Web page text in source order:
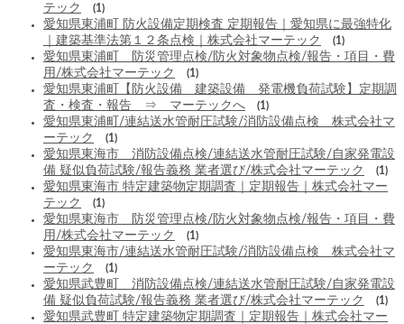
テック
(1)
愛知県東浦町 防火設備定期検査 定期報告｜愛知県に最強特化
｜建築基準法第１２条点検｜株式会社マーテック
(1)
愛知県東浦町 防災管理点検/防火対象物点検/報告・項目・費
用/株式会社マーテック
(1)
愛知県東浦町【防火設備 建築設備 発電機負荷試験】定期調
査・検査・報告 ⇒ マーテックへ
(1)
愛知県東浦町/連結送水管耐圧試験/消防設備点検 株式会社マ
ーテック
(1)
愛知県東海市 消防設備点検/連結送水管耐圧試験/自家発電設
備 疑似負荷試験/報告義務 業者選び/株式会社マーテック
(1)
愛知県東海市 特定建築物定期調査｜定期報告｜株式会社マー
テック
(1)
愛知県東海市 防災管理点検/防火対象物点検/報告・項目・費
用/株式会社マーテック
(1)
愛知県東海市/連結送水管耐圧試験/消防設備点検 株式会社マ
ーテック
(1)
愛知県武豊町 消防設備点検/連結送水管耐圧試験/自家発電設
備 疑似負荷試験/報告義務 業者選び/株式会社マーテック
(1)
愛知県武豊町 特定建築物定期調査｜定期報告｜株式会社マー